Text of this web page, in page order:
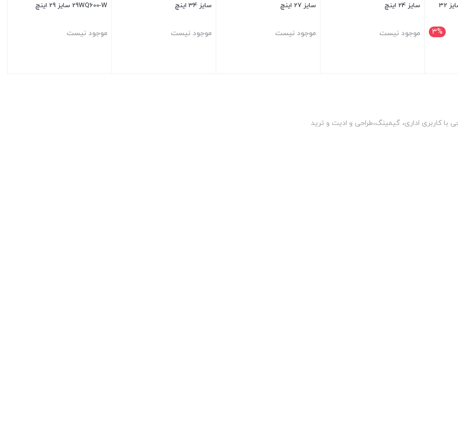
MyView 32SR50F-W سایز 32
3%
سايز 24 اينچ
موجود نیست
سايز 27 اينچ
موجود نیست
سایز 34 اینچ
موجود نیست
29WQ600-W سایز 29 اینچ
موجود نیست
با کاربری اداری، گیمینگ،طراحی و ادیت و ترید